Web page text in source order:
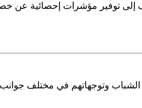
توفير مؤشرات إحصائية عن
وتوجهاتهم في مختلف جوانب